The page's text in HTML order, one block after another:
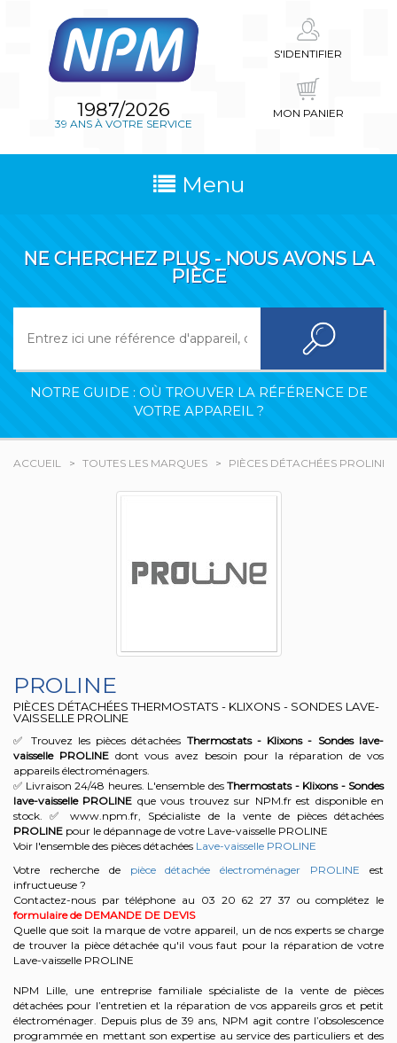
1987/2026
39 ANS À VOTRE SERVICE
S'IDENTIFIER
MON PANIER
Menu
NE CHERCHEZ PLUS - NOUS AVONS LA
PIÈCE
NOTRE GUIDE : OÙ TROUVER LA RÉFÉRENCE DE
VOTRE APPAREIL ?
ACCUEIL TOUTES LES MARQUES PIÈCES DÉTACHÉES PROLINE
PROLINE
PIÈCES DÉTACHÉES THERMOSTATS - KLIXONS - SONDES LAVE-
VAISSELLE PROLINE
✅ Trouvez les pièces détachées Thermostats - Klixons - Sondes lave-
vaisselle PROLINEdont vous avez besoin pour la réparation de vos
appareils électroménagers.
✅ Livraison 24/48 heures. L'ensemble desThermostats - Klixons - Sondes
lave-vaisselle PROLINE que vous trouvez sur NPM.fr est disponible en
stock. ✅ www.npm.fr, Spécialiste de la vente de pièces détachées
PROLINE pour le dépannage de votre Lave-vaisselle PROLINE
Voir l'ensemble des pièces détachées Lave-vaisselle PROLINE
Votre recherche de pièce détachée électroménager PROLINE est
infructueuse ?
Contactez-nous par téléphone au 03 20 62 27 37 ou complétez le
formulaire de DEMANDE DE DEVIS
Quelle que soit la marque de votre appareil, un de nos experts se charge
de trouver la pièce détachée qu'il vous faut pour la réparation de votre
Lave-vaisselle PROLINE
NPM Lille, une entreprise familiale spécialiste de la vente de pièces
détachées pour l’entretien et la réparation de vos appareils gros et petit
électroménager. Depuis plus de 39 ans, NPM agit contre l’obsolescence
programmée en mettant son expertise au service des particuliers et des